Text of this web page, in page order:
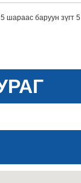
шараас баруун зүгт